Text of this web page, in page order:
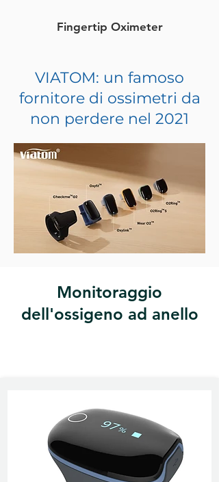
Fingertip Oximeter
VIATOM: un famoso
fornitore di ossimetri da
non perdere nel 2021
Monitoraggio
dell'ossigeno ad anello